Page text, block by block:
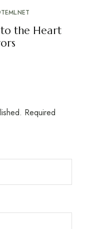
the Heart
Required